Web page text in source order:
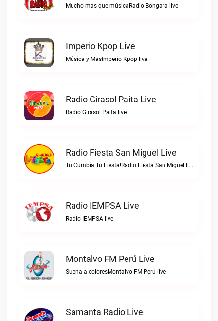
Mucho mas que músicaRadio Bongara live
Imperio Kpop Live
Música y MasImperio Kpop live
Radio Girasol Paita Live
Radio Girasol Paita live
Radio Fiesta San Miguel Live
Tu Cumbia Tu Fiesta!Radio Fiesta San Miguel live
Radio IEMPSA Live
Radio IEMPSA live
Montalvo FM Perú Live
Suena a coloresMontalvo FM Perú live
Samanta Radio Live